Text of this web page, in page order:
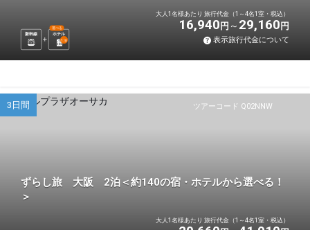
新幹線 ホテル
選べる
1 泊
大人1名様あたり 旅行代金（1～4名1室・税込）
16,940 円 29,160 円
表示旅行代金について
ツアーコード Q02NNW
3日間
ずらし旅 大阪 2泊＜約140の宿・ホテルから選べる！
＞
大人1名様あたり 旅行代金（1～4名1室・税込）